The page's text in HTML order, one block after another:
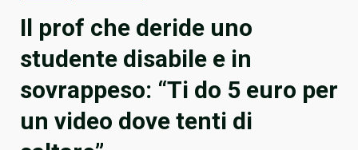
Il prof che deride uno
studente disabile e in
sovrappeso: “Ti do 5 euro per
un video dove tenti di